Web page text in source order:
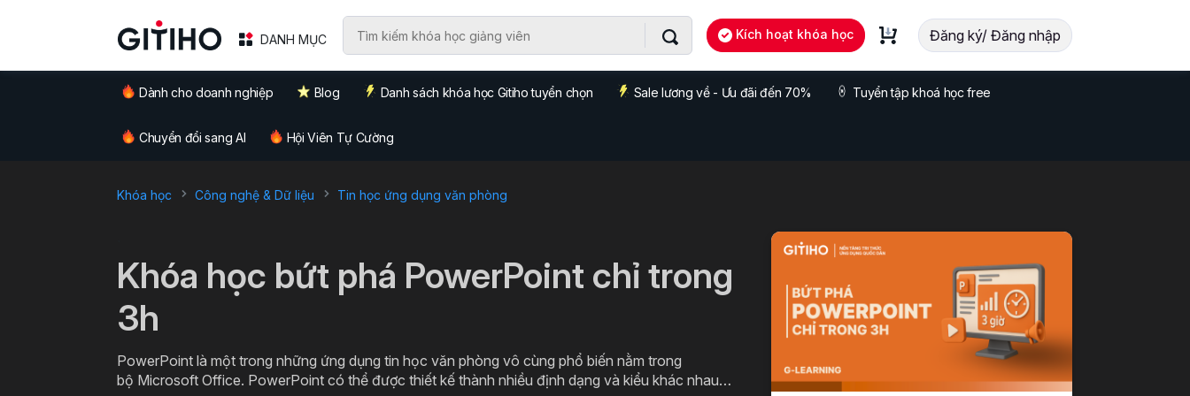
DANH MỤC Kích hoạt khóa học Đăng ký/ Đăng nhập
Dành cho doanh nghiệp Blog Danh sách khóa học Gitiho tuyển chọn Sale lương về - Ưu đãi đến 70% Tuyển tập khoá học free
Chuyển đổi sang AI Hội Viên Tự Cường
Khóa học Công nghệ & Dữ liệu Tin học ứng dụng văn phòng
Khóa học bứt phá PowerPoint chỉ trong
3h
PowerPoint là một trong những ứng dụng tin học văn phòng vô cùng phổ biến nằm trong
bộ Microsoft Office. PowerPoint có thể được thiết kế thành nhiều định dạng và kiểu khác nhau